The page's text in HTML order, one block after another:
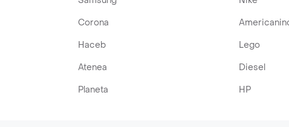
Corona
Haceb Lego
Atenea Diesel
Planeta HP